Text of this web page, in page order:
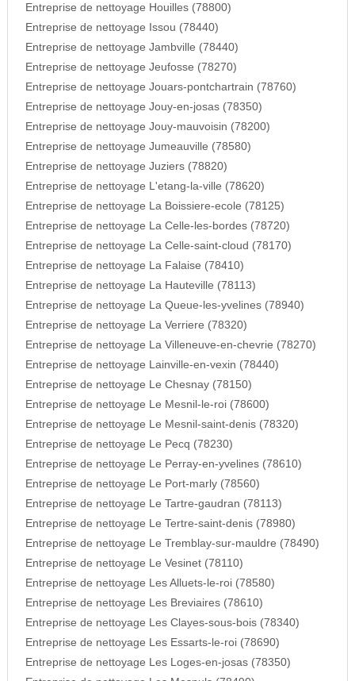
Entreprise de nettoyage Houilles (78800)
Entreprise de nettoyage Issou (78440)
Entreprise de nettoyage Jambville (78440)
Entreprise de nettoyage Jeufosse (78270)
Entreprise de nettoyage Jouars-pontchartrain (78760)
Entreprise de nettoyage Jouy-en-josas (78350)
Entreprise de nettoyage Jouy-mauvoisin (78200)
Entreprise de nettoyage Jumeauville (78580)
Entreprise de nettoyage Juziers (78820)
Entreprise de nettoyage L'etang-la-ville (78620)
Entreprise de nettoyage La Boissiere-ecole (78125)
Entreprise de nettoyage La Celle-les-bordes (78720)
Entreprise de nettoyage La Celle-saint-cloud (78170)
Entreprise de nettoyage La Falaise (78410)
Entreprise de nettoyage La Hauteville (78113)
Entreprise de nettoyage La Queue-les-yvelines (78940)
Entreprise de nettoyage La Verriere (78320)
Entreprise de nettoyage La Villeneuve-en-chevrie (78270)
Entreprise de nettoyage Lainville-en-vexin (78440)
Entreprise de nettoyage Le Chesnay (78150)
Entreprise de nettoyage Le Mesnil-le-roi (78600)
Entreprise de nettoyage Le Mesnil-saint-denis (78320)
Entreprise de nettoyage Le Pecq (78230)
Entreprise de nettoyage Le Perray-en-yvelines (78610)
Entreprise de nettoyage Le Port-marly (78560)
Entreprise de nettoyage Le Tartre-gaudran (78113)
Entreprise de nettoyage Le Tertre-saint-denis (78980)
Entreprise de nettoyage Le Tremblay-sur-mauldre (78490)
Entreprise de nettoyage Le Vesinet (78110)
Entreprise de nettoyage Les Alluets-le-roi (78580)
Entreprise de nettoyage Les Breviaires (78610)
Entreprise de nettoyage Les Clayes-sous-bois (78340)
Entreprise de nettoyage Les Essarts-le-roi (78690)
Entreprise de nettoyage Les Loges-en-josas (78350)